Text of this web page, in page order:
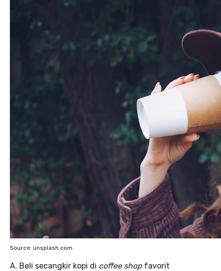
Source: unsplash.com
A. Beli secangkir kopi di coffee shop favorit